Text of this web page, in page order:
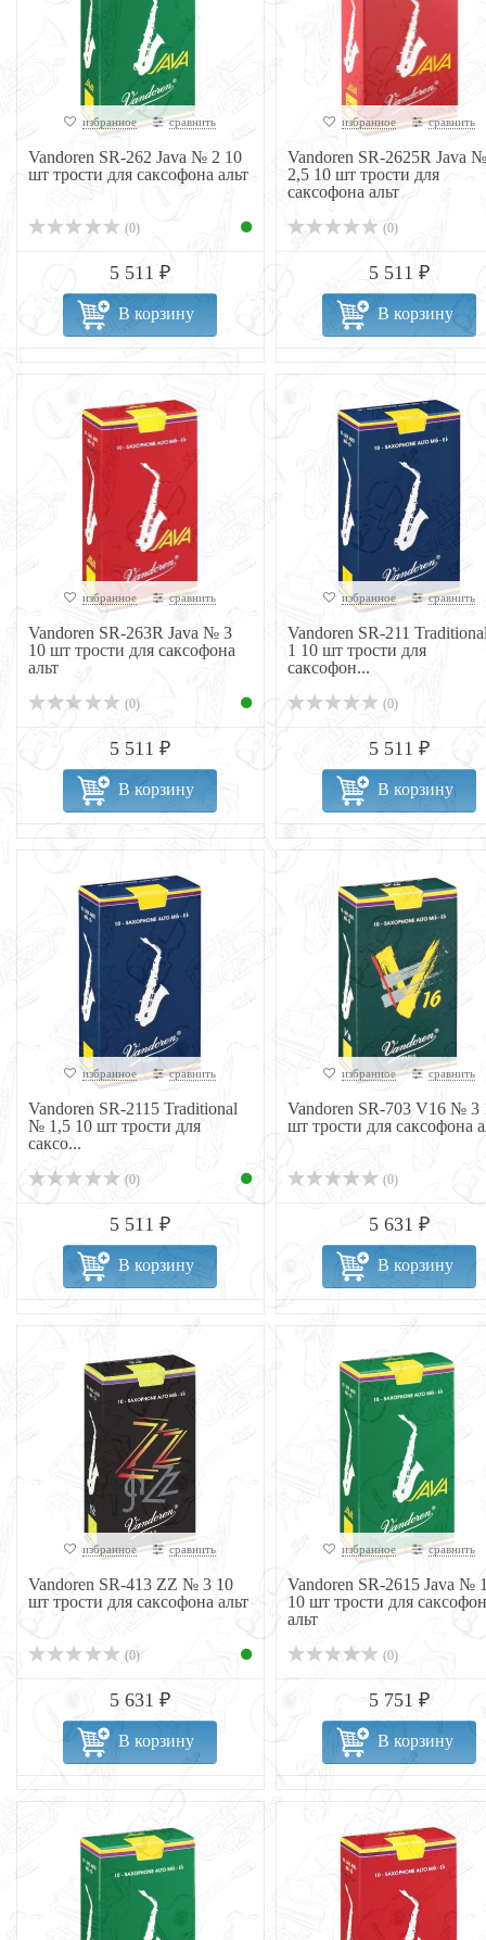
избранное сравнить
Vandoren SR-262 Java № 2 10
шт трости для саксофона альт
(0)
5 511 ₽
В корзину
избранное сравнить
Vandoren SR-2625R Java №
2,5 10 шт трости для
саксофона альт
(0)
5 511 ₽
В корзину
избранное сравнить
Vandoren SR-263R Java № 3
10 шт трости для саксофона
альт
(0)
5 511 ₽
В корзину
избранное сравнить
Vandoren SR-211
1 10 шт трости для
саксофон...
(0)
5 511 ₽
В корзину
избранное сравнить
Vandoren SR-2115 Traditional
№ 1,5 10 шт трости для
саксо...
(0)
5 511 ₽
В корзину
избранное сравнить
Vandoren SR-703 V16 № 3
шт трости для саксофона
(0)
5 631 ₽
В корзину
избранное сравнить
Vandoren SR-413 ZZ № 3 10
шт трости для саксофона альт
(0)
5 631 ₽
В корзину
избранное сравнить
Vandoren SR-2615 Java №
10 шт трости для
альт
(0)
5 751 ₽
В корзину